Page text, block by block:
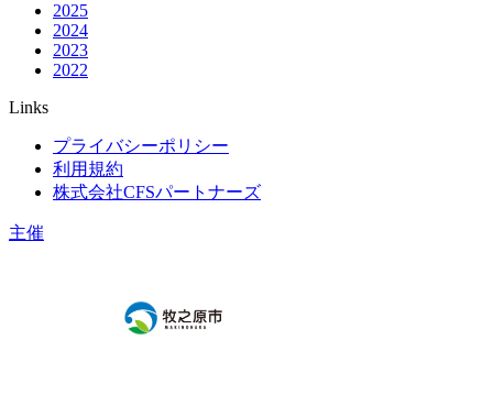
2025
2024
2023
2022
Links
プライバシーポリシー
利用規約
株式会社CFSパートナーズ
主催